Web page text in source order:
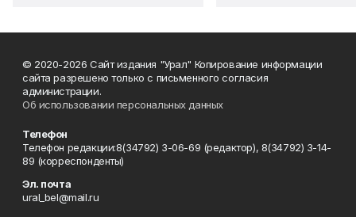
© 2020-2026 Сайт издания "Урал" Копирование информации
сайта разрешено только с письменного согласия
администрации.
Об использовании персональных данных
Телефон
Телефон редакции:8(34792) 3-06-69 (редактор), 8(34792) 3-14-
89 (корреспонденты)
Эл. почта
ural_bel@mail.ru